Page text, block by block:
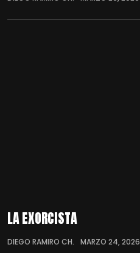
LA EXORCISTA
DIEGO RAMIRO CH. MARZO 24, 2026